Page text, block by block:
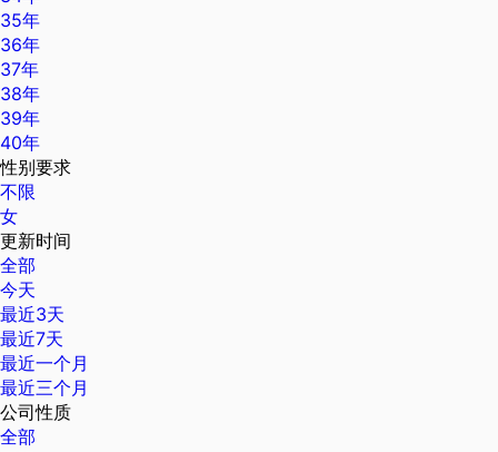
35年
36年
37年
38年
39年
40年
性别要求
不限
女
更新时间
全部
今天
最近3天
最近7天
最近一个月
最近三个月
公司性质
全部